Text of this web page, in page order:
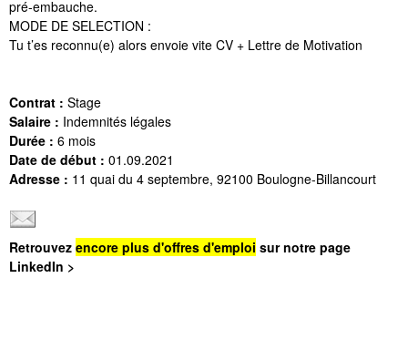
pré-embauche.
MODE DE SELECTION :
Tu t’es reconnu(e) alors envoie vite CV + Lettre de Motivation
Contrat : Stage
Salaire : Indemnités légales
Durée : 6 mois
Date de début : 01.09.2021
Adresse : 11 quai du 4 septembre, 92100 Boulogne-Billancourt
Retrouvez encore plus d'offres d'emploi sur notre page
LinkedIn >